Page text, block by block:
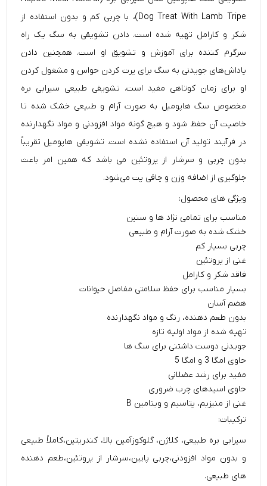
Dog Treat With Lamb Tripe)، با چربی کم و بدون استفاده از
شکر و کارامل تهیه شده است. دادن تشویقی به سگ یک راه
سرگرم کننده برای آموزش و تشویق او است. همچنین دادن
پاداش‌های جویدنی به سگ برای پرت کردن حواس و مشغول کردن
او برای زمان کوتاهی مفید است. تشویقی طبیعی سیرابی بره
مخصوص سگهاپومیل به صورت آرام و طبیعی خشک شده تا
خاصیت آن حفظ شود و هیچ گونه مواد افزودنی و مواد نگهدارنده
در فرآیند تولید آن استفاده نشده است. تشویقی هاپومیل تقریباً
بدون چربی و سرشار از پروتئین می باشد که همین امر باعث
جلوگیری از اضافه وزن و چاقی پت می‌شود.
ویژگی های محصول:
مناسب برای تمامی نژاد ها و سنین
خشک شده به صورت آرام و طبیعی
چربی بسیار کم
غنی از پروتئین
فاقد شکر و کارامل
بسیار مناسب برای حفظ سلامتی مفاصل حیوانات
هضم آسان
بدون طعم دهنده، رنگ و مواد نگهدارنده
تهیه شده از مواد اولیه تازه
جویدنی دوست داشتنی برای سگ ها
حاوی امگا 3 و امگا 5
مفید برای رشد عضلانی
حاوی اسیدهای چرب ضروری
غنی از منیزیم، پتاسیم و ویتامین B
ترکیبات:
سیرابی بره طبیعی، کلاژن، گلوکوزآمین بالا، کندریتین،کاملاً طبیعی
و بدون مواد افزودنی،چربی پایین،سرشار از پروتئین،طعم دهنده
های طبیعی.